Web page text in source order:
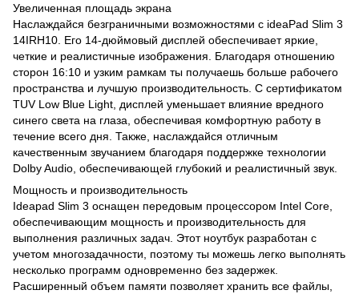
Увеличенная площадь экрана
Наслаждайся безграничными возможностями с ideaPad Slim 3
14IRH10. Его 14-дюймовый дисплей обеспечивает яркие,
четкие и реалистичные изображения. Благодаря отношению
сторон 16:10 и узким рамкам ты получаешь больше рабочего
пространства и лучшую производительность. С сертификатом
TUV Low Blue Light, дисплей уменьшает влияние вредного
синего света на глаза, обеспечивая комфортную работу в
течение всего дня. Также, наслаждайся отличным
качественным звучанием благодаря поддержке технологии
Dolby Audio, обеспечивающей глубокий и реалистичный звук.
Мощность и производительность
Ideapad Slim 3 оснащен передовым процессором Intel Core,
обеспечивающим мощность и производительность для
выполнения различных задач. Этот ноутбук разработан с
учетом многозадачности, поэтому ты можешь легко выполнять
несколько программ одновременно без задержек.
Расширенный объем памяти позволяет хранить все файлы,